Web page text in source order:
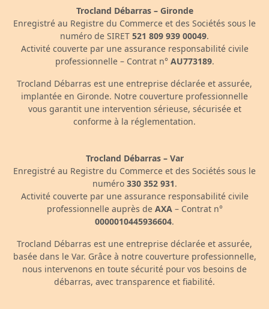
Trocland Débarras – Gironde
Enregistré au Registre du Commerce et des Sociétés sous le
numéro de SIRET 521 809 939 00049.
Activité couverte par une assurance responsabilité civile
professionnelle – Contrat n° AU773189.
Trocland Débarras est une entreprise déclarée et assurée,
implantée en Gironde. Notre couverture professionnelle
vous garantit une intervention sérieuse, sécurisée et
conforme à la réglementation.
Trocland Débarras – Var
Enregistré au Registre du Commerce et des Sociétés sous le
numéro 330 352 931.
Activité couverte par une assurance responsabilité civile
professionnelle auprès de AXA– Contrat n°
0000010445936604.
Trocland Débarras est une entreprise déclarée et assurée,
basée dans le Var. Grâce à notre couverture professionnelle,
nous intervenons en toute sécurité pour vos besoins de
débarras, avec transparence et fiabilité.